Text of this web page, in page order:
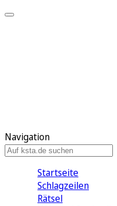
Navigation
Startseite
Schlagzeilen
Rätsel